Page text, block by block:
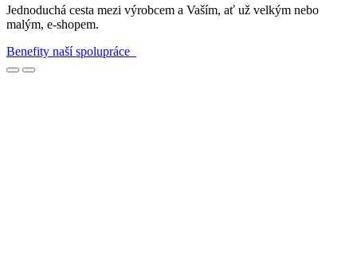
Jednoduchá cesta mezi výrobcem a Vaším, ať už velkým nebo
malým, e-shopem.
Benefity naší spolupráce